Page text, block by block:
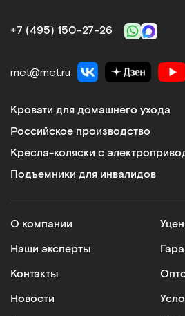
+7 (495) 150‑27‑26
met@met.ru
Кровати для домашнего ухода
Российское производство
Кресла-коляски с
Подъемники для инвалидов
О компании
Наши эксперты
Контакты
Новости